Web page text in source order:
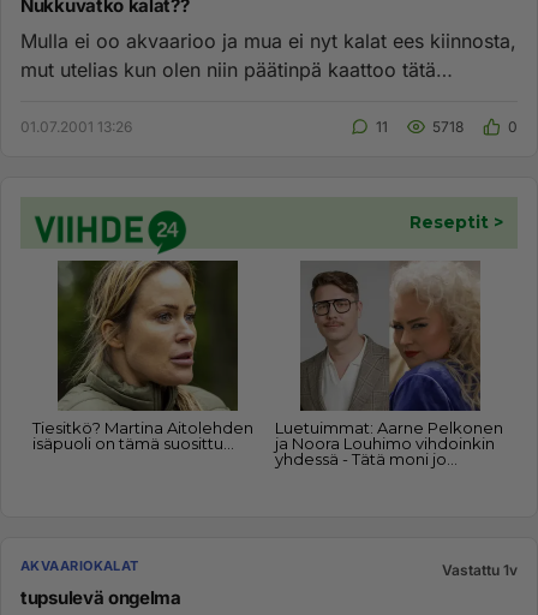
Nukkuvatko kalat??
Mulla ei oo akvaarioo ja mua ei nyt kalat ees kiinnosta,
mut utelias kun olen niin päätinpä kaattoo tätä
01.07.2001 13:26 11 5718 0
AKVAARIOKALAT Vastattu 1v
tupsulevä ongelma